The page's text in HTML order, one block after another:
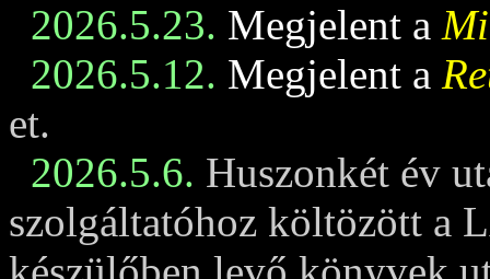
2026.5.23. Megjelent a
2026.5.12. Megjelent a
et.
2026.5.6. Huszonkét év
szolgáltatóhoz költözött a